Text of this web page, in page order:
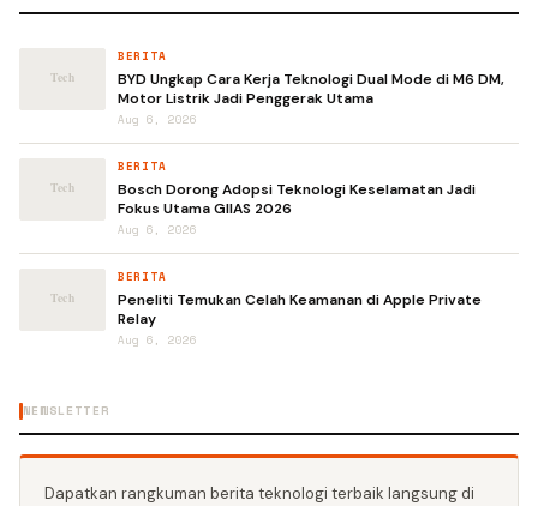
BERITA
BYD Ungkap Cara Kerja Teknologi Dual Mode di M6 DM,
Motor Listrik Jadi Penggerak Utama
Aug 6, 2026
BERITA
Bosch Dorong Adopsi Teknologi Keselamatan Jadi
Fokus Utama GIIAS 2026
Aug 6, 2026
BERITA
Peneliti Temukan Celah Keamanan di Apple Private
Relay
Aug 6, 2026
NEWSLETTER
Dapatkan rangkuman berita teknologi terbaik langsung di